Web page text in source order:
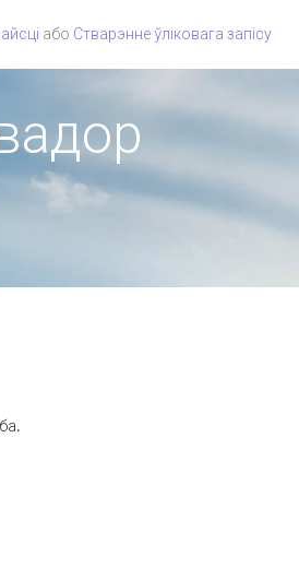
або Стварэнне ўліковага запісу